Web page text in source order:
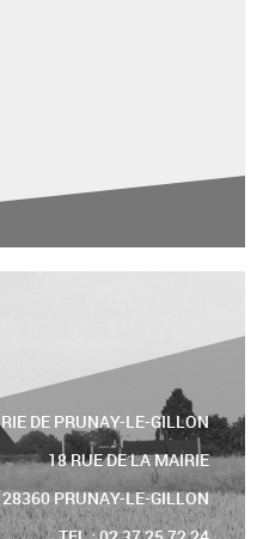
DE PRUNAY-LE-GILLON
18 RUE DE LA MAIRIE
28360 PRUNAY-LE-GILLON